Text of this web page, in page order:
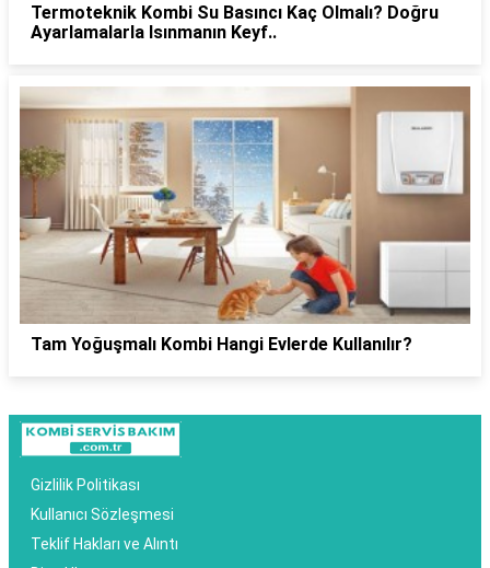
Termoteknik Kombi Su Basıncı Kaç Olmalı? Doğru
Ayarlamalarla Isınmanın Keyf..
Tam Yoğuşmalı Kombi Hangi Evlerde Kullanılır?
Gizlilik Politikası
Kullanıcı Sözleşmesi
Teklif Hakları ve Alıntı